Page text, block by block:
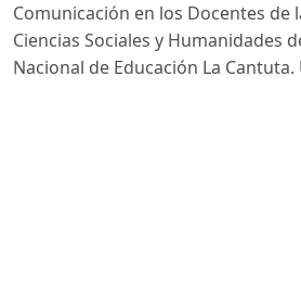
Comunicación en los Docentes de
Ciencias Sociales y Humanidades
Nacional de Educación La